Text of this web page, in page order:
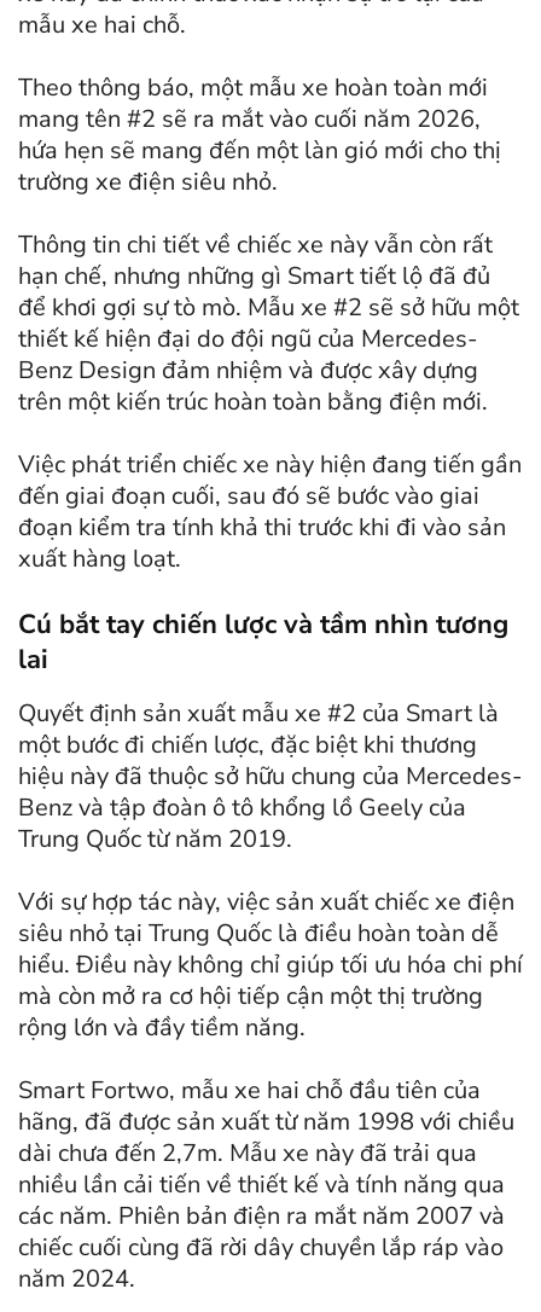
mẫu xe hai chỗ.
Theo thông báo, một mẫu xe hoàn toàn mới
mang tên #2 sẽ ra mắt vào cuối năm 2026,
hứa hẹn sẽ mang đến một làn gió mới cho thị
trường xe điện siêu nhỏ.
Thông tin chi tiết về chiếc xe này vẫn còn rất
hạn chế, nhưng những gì Smart tiết lộ đã đủ
để khơi gợi sự tò mò. Mẫu xe #2 sẽ sở hữu một
thiết kế hiện đại do đội ngũ của Mercedes-
Benz Design đảm nhiệm và được xây dựng
trên một kiến trúc hoàn toàn bằng điện mới.
Việc phát triển chiếc xe này hiện đang tiến gần
đến giai đoạn cuối, sau đó sẽ bước vào giai
đoạn kiểm tra tính khả thi trước khi đi vào sản
xuất hàng loạt.
Cú bắt tay chiến lược và tầm nhìn tương
lai
Quyết định sản xuất mẫu xe #2 của Smart là
một bước đi chiến lược, đặc biệt khi thương
hiệu này đã thuộc sở hữu chung của Mercedes-
Benz và tập đoàn ô tô khổng lồ Geely của
Trung Quốc từ năm 2019.
Với sự hợp tác này, việc sản xuất chiếc xe điện
siêu nhỏ tại Trung Quốc là điều hoàn toàn dễ
hiểu. Điều này không chỉ giúp tối ưu hóa chi phí
mà còn mở ra cơ hội tiếp cận một thị trường
rộng lớn và đầy tiềm năng.
Smart Fortwo, mẫu xe hai chỗ đầu tiên của
hãng, đã được sản xuất từ năm 1998 với chiều
dài chưa đến 2,7m. Mẫu xe này đã trải qua
nhiều lần cải tiến về thiết kế và tính năng qua
các năm. Phiên bản điện ra mắt năm 2007 và
chiếc cuối cùng đã rời dây chuyền lắp ráp vào
năm 2024.